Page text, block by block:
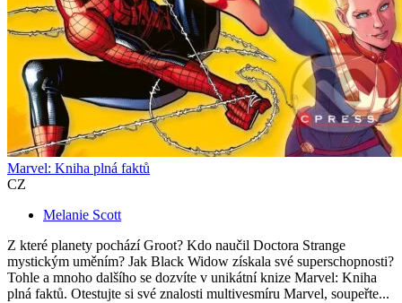
Marvel: Kniha plná faktů
CZ
Melanie Scott
Z které planety pochází Groot? Kdo naučil Doctora Strange
mystickým uměním? Jak Black Widow získala své superschopnosti?
Tohle a mnoho dalšího se dozvíte v unikátní knize Marvel: Kniha
plná faktů. Otestujte si své znalosti multivesmíru Marvel, soupeřte...